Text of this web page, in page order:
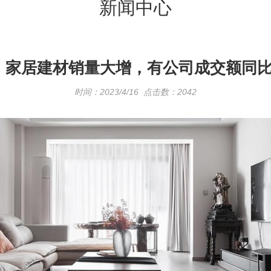
新闻中心
家居建材销量大增，有公司成交额同
时间：2023/4/16 点击数：2042